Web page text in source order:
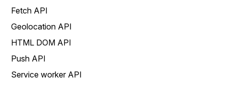
Fetch API
Geolocation API
HTML DOM API
Push API
Service worker API